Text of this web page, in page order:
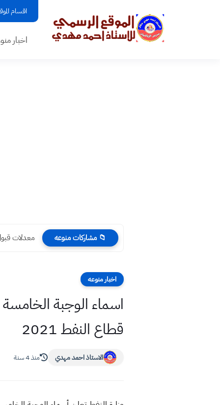
اقسام
اخبار
📁 مشاركات منوعه معدلات
اخبار منوعه
اسماء الوجبة
قطاع النفط 2021
الاستاذ احمد مهدي منذ 4 سنة